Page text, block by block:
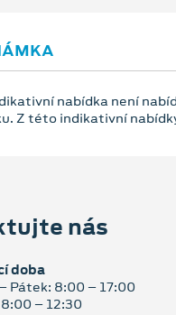
nabídka není
Z této indikativní
nás
doba
Pátek: 8:00 – 17:00
– 12:30